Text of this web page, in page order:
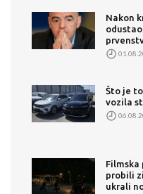
Nakon
Što je
vozila
Filmska
probili
ukrali